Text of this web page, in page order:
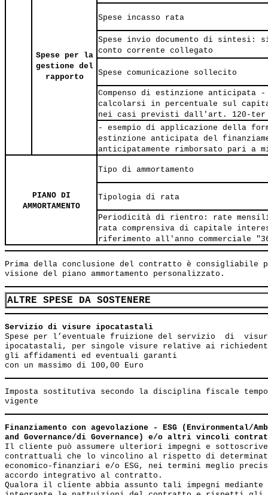
Spese per la
gestione del
rapporto
Spese incasso rata
Spese invio documento di sintesi:
conto corrente collegato
Spese comunicazione sollecito
Compenso di estinzione anticipata
calcolarsi in percentuale sul
nei casi previsti dall'art. 120-ter
- esempio di applicazione della
estinzione anticipata del
anticipatamente rimborsato pari a
PIANO DI
AMMORTAMENTO
Tipo di ammortamento
Tipologia di rata
Periodicità di rientro: rate
rata comprensiva di capitale
riferimento all'anno commerciale
Prima della conclusione del contratto è consigliabile
ALTRE SPESE DA SOSTENERE
Servizio di visure ipocatastali
Spese per l’eventuale fruizione del servizio  di
ipocatastali, per singole visure relative ai
gli affidamenti ed eventuali garanti
Imposta sostitutiva secondo la disciplina fiscale
Finanziamento con agevolazione - ESG (Environmental/
and Governance/di Governance) e/o altri vincoli
Il cliente può assumere ulteriori impegni e
contrattuali che lo vincolino al rispetto di
economico-finanziari e/o ESG, nei termini meglio
accordo integrativo al contratto.
Qualora il cliente abbia assunto tali impegni mediante